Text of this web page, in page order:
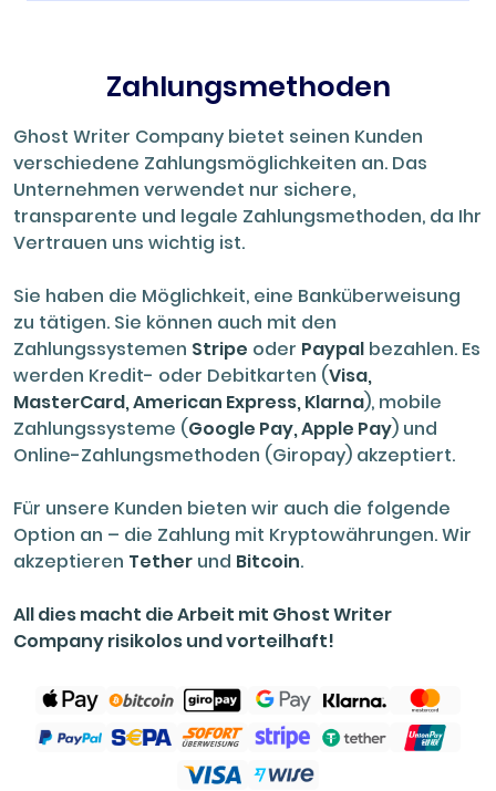
Zahlungsmethoden
Ghost Writer Company bietet seinen Kunden
verschiedene Zahlungsmöglichkeiten an. Das
Unternehmen verwendet nur sichere,
transparente und legale Zahlungsmethoden, da Ihr
Vertrauen uns wichtig ist.
Sie haben die Möglichkeit, eine Banküberweisung
zu tätigen. Sie können auch mit den
Zahlungssystemen Stripe oder Paypal bezahlen. Es
werden Kredit- oder Debitkarten (Visa,
MasterCard, American Express, Klarna), mobile
Zahlungssysteme (Google Pay, Apple Pay) und
Online-Zahlungsmethoden (Giropay) akzeptiert.
Für unsere Kunden bieten wir auch die folgende
Option an – die Zahlung mit Kryptowährungen. Wir
akzeptieren Tether und Bitcoin.
All dies macht die Arbeit mit Ghost Writer
Company risikolos und vorteilhaft!